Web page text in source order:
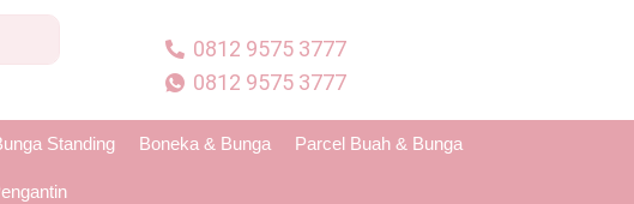
0812 9575 3777
0812 9575 3777
Standing Boneka & Bunga Parcel Buah & Bunga